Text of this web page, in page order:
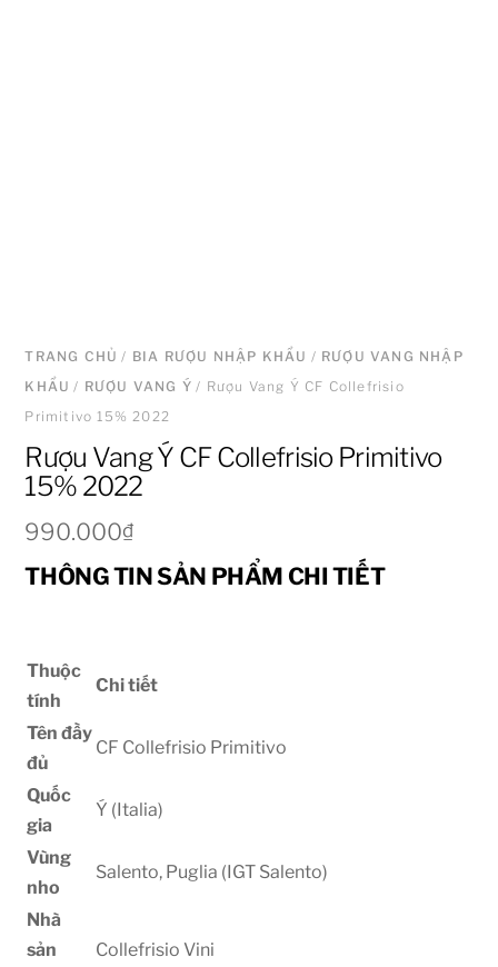
TRANG CHỦ / BIA RƯỢU NHẬP KHẨU / RƯỢU VANG NHẬP
KHẨU / RƯỢU VANG Ý / Rượu Vang Ý CF Collefrisio
Primitivo 15% 2022
Rượu Vang Ý CF Collefrisio Primitivo
15% 2022
990.000₫
THÔNG TIN SẢN PHẨM CHI TIẾT
Thuộc
tính
Chi tiết
Tên đầy
đủ
CF Collefrisio Primitivo
Quốc
gia
Ý (Italia)
Vùng
nho
Salento, Puglia (IGT Salento)
Nhà
sản
Collefrisio Vini